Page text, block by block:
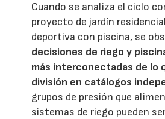
Cuando se analiza el ciclo
proyecto de jardín
deportiva con piscina, se
decisiones de riego y
más interconectadas de lo
división en catálogos
grupos de presión que
sistemas de riego pueden